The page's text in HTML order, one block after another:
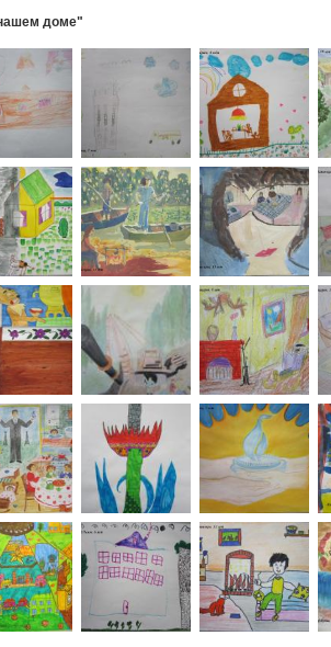
нашем доме"